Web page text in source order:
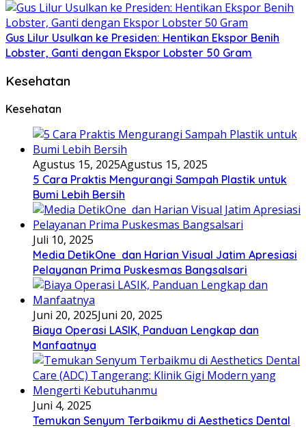
Gus Lilur Usulkan ke Presiden: Hentikan Ekspor Benih
Lobster, Ganti dengan Ekspor Lobster 50 Gram
Kesehatan
Kesehatan
Agustus 15, 2025Agustus 15, 2025
5 Cara Praktis Mengurangi Sampah Plastik untuk
Bumi Lebih Bersih
Juli 10, 2025
Media DetikOne dan Harian Visual Jatim Apresiasi
Pelayanan Prima Puskesmas Bangsalsari
Juni 20, 2025Juni 20, 2025
Biaya Operasi LASIK, Panduan Lengkap dan
Manfaatnya
Juni 4, 2025
Temukan Senyum Terbaikmu di Aesthetics Dental